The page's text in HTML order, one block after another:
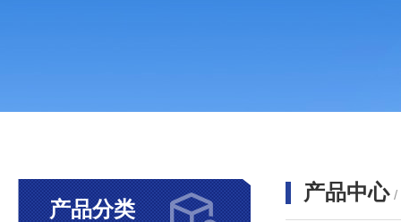
产品分类
产品中心 /